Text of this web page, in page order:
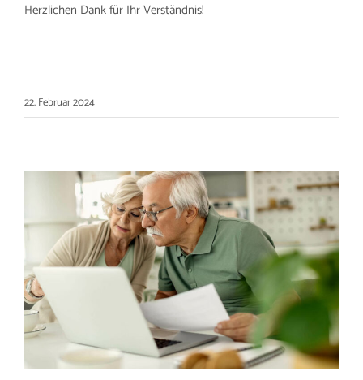
Herzlichen Dank für Ihr Verständnis!
22. Februar 2024